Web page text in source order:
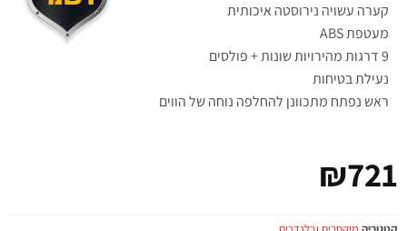
קערה עשויה נירוסטה איכותית
מעטפת ABS
9 דרגות מהירויות שונות + פולסים
נעילת בטיחות
ראש נפתח מתכוונן להחלפה נוחה של הווים
₪721